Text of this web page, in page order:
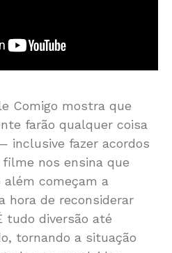
Comigo mostra que
farão qualquer coisa
inclusive fazer acordos
nos ensina que
começam a
hora de reconsiderar
tudo diversão até
tornando a situação